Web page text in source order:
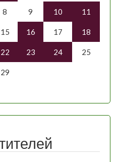
8 9 10 11
15 16 17 18
22 23 24 25
29